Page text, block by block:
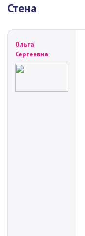
Стена
Ольга
Сергеевна